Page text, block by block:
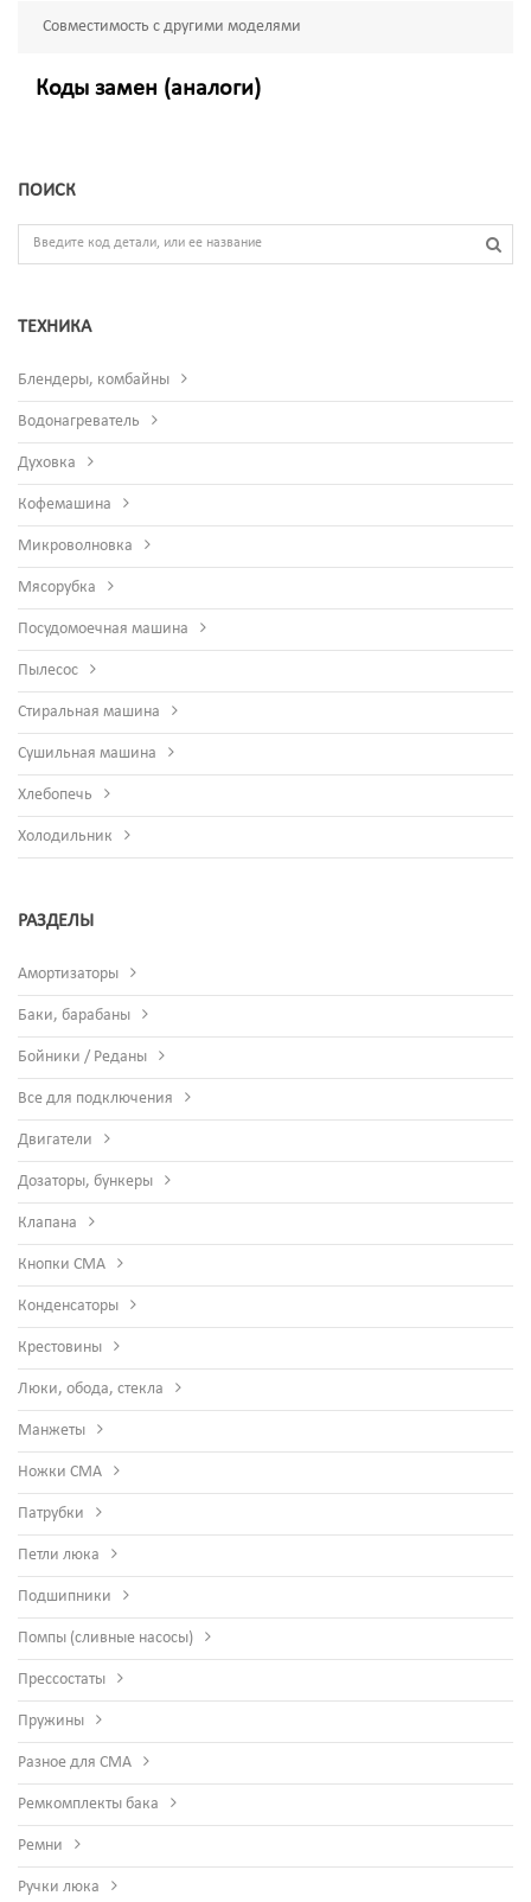
Совместимость с другими моделями
Коды замен (аналоги)
ПОИСК
ТЕХНИКА
Блендеры, комбайны
Водонагреватель
Духовка
Кофемашина
Микроволновка
Мясорубка
Посудомоечная машина
Пылесос
Стиральная машина
Сушильная машина
Хлебопечь
Холодильник
РАЗДЕЛЫ
Амортизаторы
Баки, барабаны
Бойники / Реданы
Все для подключения
Двигатели
Дозаторы, бункеры
Клапана
Кнопки СМА
Конденсаторы
Крестовины
Люки, обода, стекла
Манжеты
Ножки СМА
Патрубки
Петли люка
Подшипники
Помпы (сливные насосы)
Прессостаты
Пружины
Разное для СМА
Ремкомплекты бака
Ремни
Ручки люка